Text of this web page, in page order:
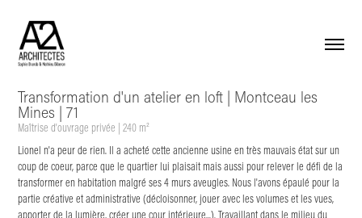
Transformation d'un atelier en loft | Montceau les
Mines | 71
Maîtrise d'ouvrage privée | 240 m²
Lionel n'a peur de rien​​​​​​​. Il a acheté cette ancienne usine en très mauvais état sur un
coup de coeur, parce que le quartier lui plaisait mais aussi pour relever le défi de la
transformer en habitation malgré ses 4 murs aveugles. Nous l'avons épaulé pour la
partie créative et administrative (décloisonner, jouer avec les volumes et les vues,
apporter de la lumière, créer une cour intérieure...). Travaillant dans le milieu du